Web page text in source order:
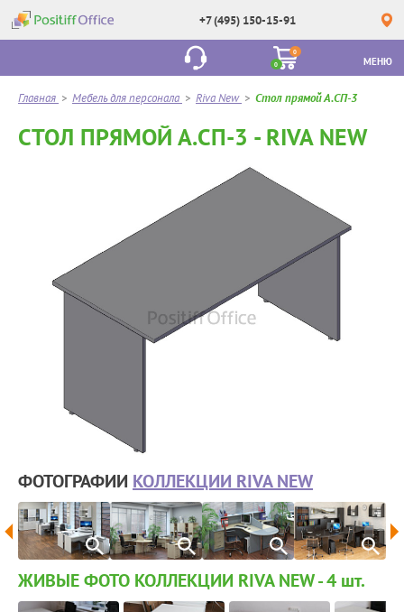
+7 (495) 150-15-91
0
0
МЕНЮ
Главная > Мебель для персонала > Riva New > Стол прямой А.СП-3
СТОЛ ПРЯМОЙ А.СП-3 - RIVA NEW
ФОТОГРАФИИ КОЛЛЕКЦИИ RIVA NEW
ЖИВЫЕ ФОТО КОЛЛЕКЦИИ RIVA NEW - 4 шт.